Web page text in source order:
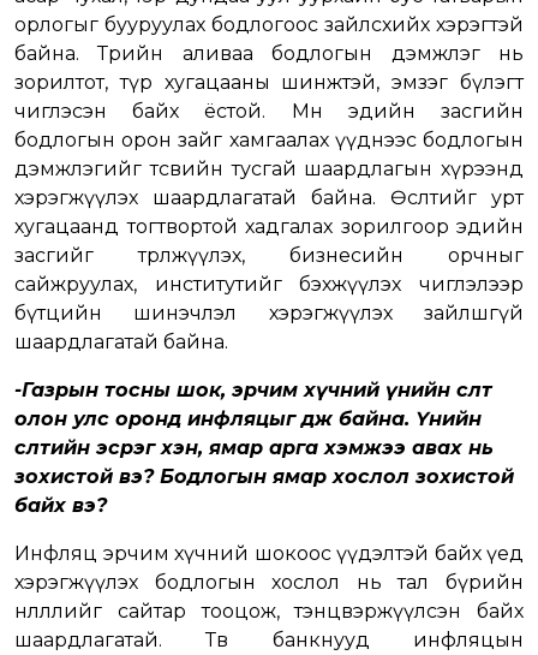
орлогыг бууруулах бодлогоос зайлсхийх хэрэгтэй
байна. Төрийн аливаа бодлогын дэмжлэг нь
зорилтот, түр хугацааны шинжтэй, эмзэг бүлэгт
чиглэсэн байх ёстой. Мөн эдийн засгийн
бодлогын орон зайг хамгаалах үүднээс бодлогын
дэмжлэгийг төсвийн тусгай шаардлагын хүрээнд
хэрэгжүүлэх шаардлагатай байна. Өсөлтийг урт
хугацаанд тогтвортой хадгалах зорилгоор эдийн
засгийг төрөлжүүлэх, бизнесийн орчныг
сайжруулах, институтийг бэхжүүлэх чиглэлээр
бүтцийн шинэчлэл хэрэгжүүлэх зайлшгүй
шаардлагатай байна.
-Газрын тосны шок, эрчим хүчний үнийн өсөлт
олон улс оронд инфляцыг өдөөж байна. Үнийн
өсөлтийн эсрэг хэн, ямар арга хэмжээ авах нь
зохистой вэ? Бодлогын ямар хослол зохистой
байх вэ?
Инфляц эрчим хүчний шокоос үүдэлтэй байх үед
хэрэгжүүлэх бодлогын хослол нь тал бүрийн
нөлөөллийг сайтар тооцож, тэнцвэржүүлсэн байх
шаардлагатай. Төв банкнууд инфляцын